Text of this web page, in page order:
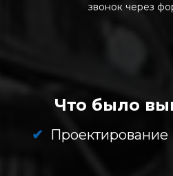
звонок через
Что было
Проектирование